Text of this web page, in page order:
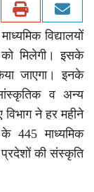
विद्यालयों
मिलेगी। इसके
जाएगा। इनके
व अन्य
ने हर महीने
445 माध्यमिक
प्रदेशों की संस्कृति